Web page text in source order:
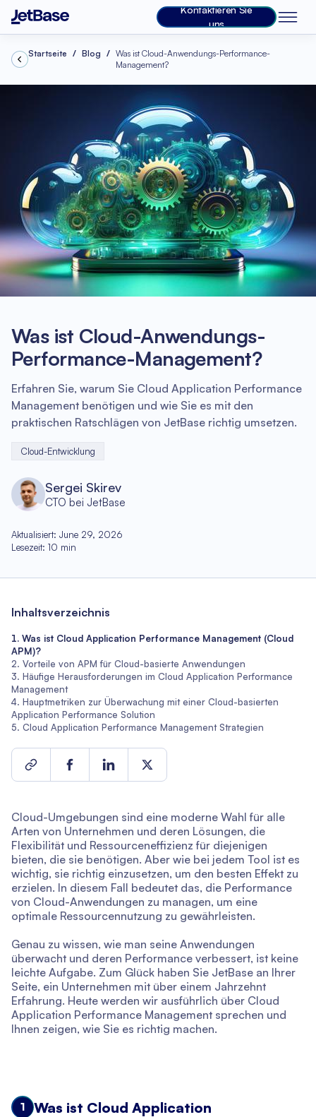
Kontaktieren Sie
uns
Startseite Blog
Was ist Cloud-Anwendungs-Performance-
Management?
Was ist Cloud-Anwendungs-
Performance-Management?
Erfahren Sie, warum Sie Cloud Application Performance
Management benötigen und wie Sie es mit den
praktischen Ratschlägen von JetBase richtig umsetzen.
Cloud-Entwicklung
Sergei Skirev
CTO bei JetBase
Aktualisiert: June 29, 2026
Lesezeit: 10 min
Cloud-Umgebungen sind eine moderne Wahl für alle
Arten von Unternehmen und deren Lösungen, die
Flexibilität und Ressourceneffizienz für diejenigen
bieten, die sie benötigen. Aber wie bei jedem Tool ist es
wichtig, sie richtig einzusetzen, um den besten Effekt zu
erzielen. In diesem Fall bedeutet das, die Performance
von Cloud-Anwendungen zu managen, um eine
optimale Ressourcennutzung zu gewährleisten.
Genau zu wissen, wie man seine Anwendungen
überwacht und deren Performance verbessert, ist keine
leichte Aufgabe. Zum Glück haben Sie JetBase an Ihrer
Seite, ein Unternehmen mit über einem Jahrzehnt
Erfahrung. Heute werden wir ausführlich über Cloud
Application Performance Management sprechen und
Ihnen zeigen, wie Sie es richtig machen.
1
Was ist Cloud Application
Inhaltsverzeichnis
Was ist Cloud Application Performance Management (Cloud
APM)?
Vorteile von APM für Cloud-basierte Anwendungen
Häufige Herausforderungen im Cloud Application Performance
Management
Hauptmetriken zur Überwachung mit einer Cloud-basierten
Application Performance Solution
Cloud Application Performance Management Strategien